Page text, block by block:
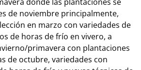
donde las plantaciones se
de noviembre principalmente,
en marzo con variedades de
de horas de frío en vivero, a
primavera con plantaciones
de octubre, variedades con